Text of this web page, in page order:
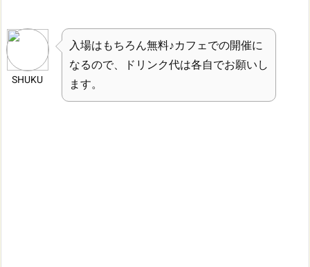
SHUKU
入場はもちろん無料♪カフェでの開催に
なるので、ドリンク代は各自でお願いし
ます。